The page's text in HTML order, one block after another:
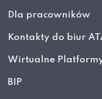
Dla pracowników
Kontakty do biur
Wirtualne
BIP